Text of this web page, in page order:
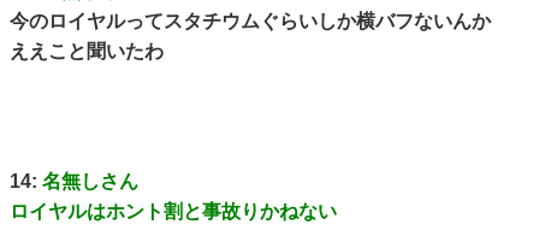
今のロイヤルってスタチウムぐらいしか横バフないんか
ええこと聞いたわ
14: 名無しさん
ロイヤルはホント割と事故りかねない